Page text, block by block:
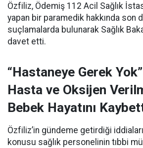
Özfiliz, Ödemiş 112 Acil Sağlık
yapan bir paramedik hakkında son
suçlamalarda bulunarak Sağlık
davet etti.
“Hastaneye Gerek
Hasta ve Oksijen
Bebek Hayatını
Özfiliz’in gündeme getirdiği
konusu sağlık personelinin tıbbi